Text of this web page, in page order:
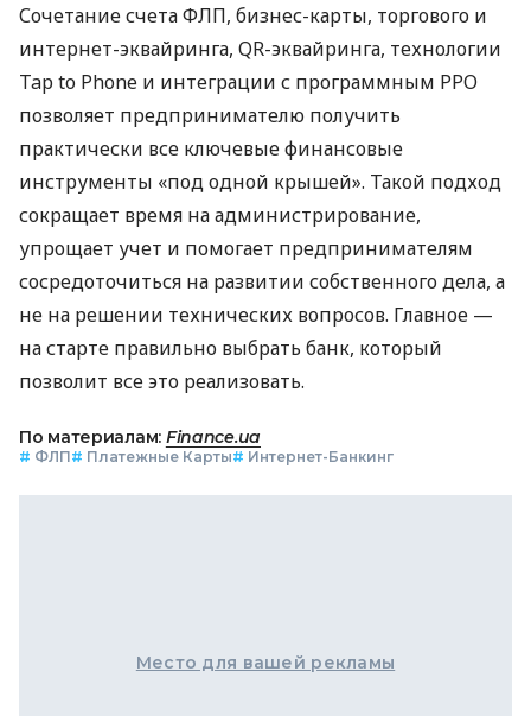
Сочетание счета ФЛП, бизнес-карты, торгового и
интернет-эквайринга, QR-эквайринга, технологии
Tap to Phone и интеграции с программным РРО
позволяет предпринимателю получить
практически все ключевые финансовые
инструменты «под одной крышей». Такой подход
сокращает время на администрирование,
упрощает учет и помогает предпринимателям
сосредоточиться на развитии собственного дела, а
не на решении технических вопросов. Главное —
на старте правильно выбрать банк, который
позволит все это реализовать.
По материалам: Finance.ua
# ФЛП# Платежные Карты# Интернет-Банкинг
Место для вашей рекламы